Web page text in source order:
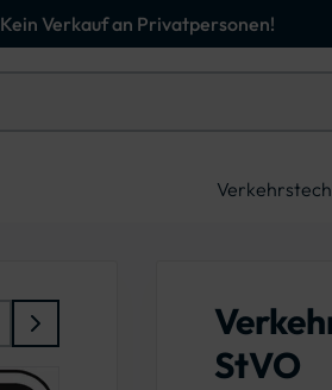
Kein Verkauf an Privatpersonen!
StVO